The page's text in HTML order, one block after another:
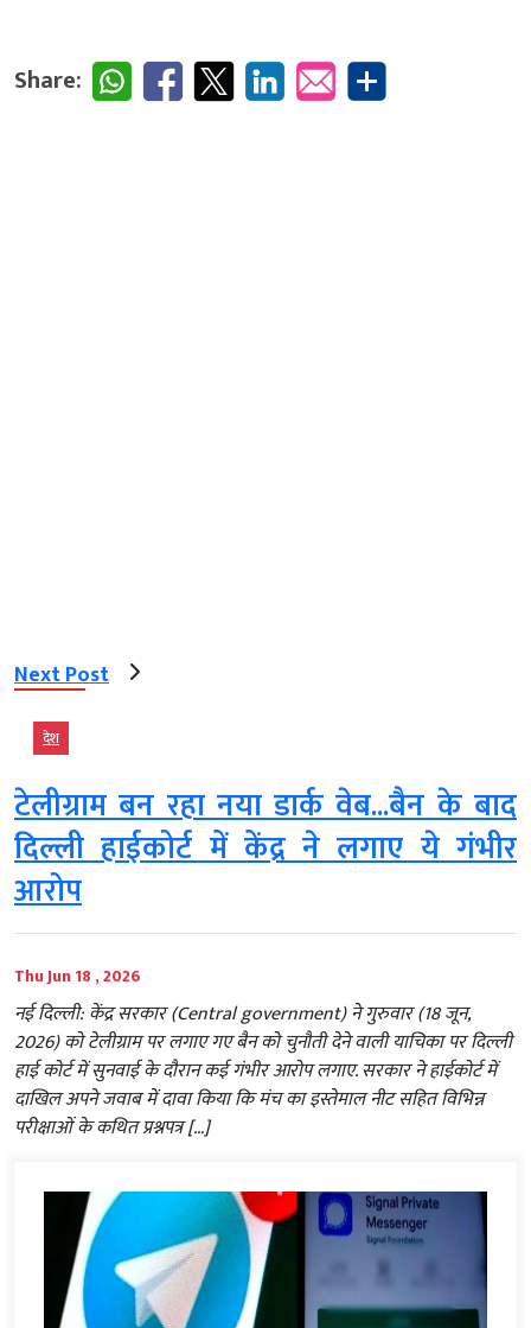
Share:
Next Post
देश
टेलीग्राम बन रहा नया डार्क वेब...बैन के बाद
दिल्ली हाईकोर्ट में केंद्र ने लगाए ये गंभीर
आरोप
Thu Jun 18 , 2026
नई दिल्ली: केंद्र सरकार (Central government) ने गुरुवार (18 जून,
2026) को टेलीग्राम पर लगाए गए बैन को चुनौती देने वाली याचिका पर दिल्ली
हाई कोर्ट में सुनवाई के दौरान कई गंभीर आरोप लगाए. सरकार ने हाईकोर्ट में
दाखिल अपने जवाब में दावा किया कि मंच का इस्तेमाल नीट सहित विभिन्न
परीक्षाओं के कथित प्रश्नपत्र […]